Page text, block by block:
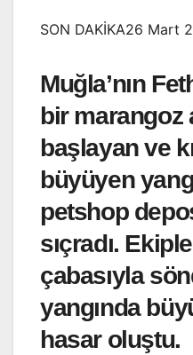
SON DAKİKA26 Mart
Muğla’nın
bir marangoz
başlayan ve
büyüyen
petshop
sıçradı.
çabasıyla
yangında
hasar oluştu.